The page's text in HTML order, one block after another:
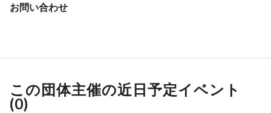
お問い合わせ
この団体主催の近日予定イベント
(0)